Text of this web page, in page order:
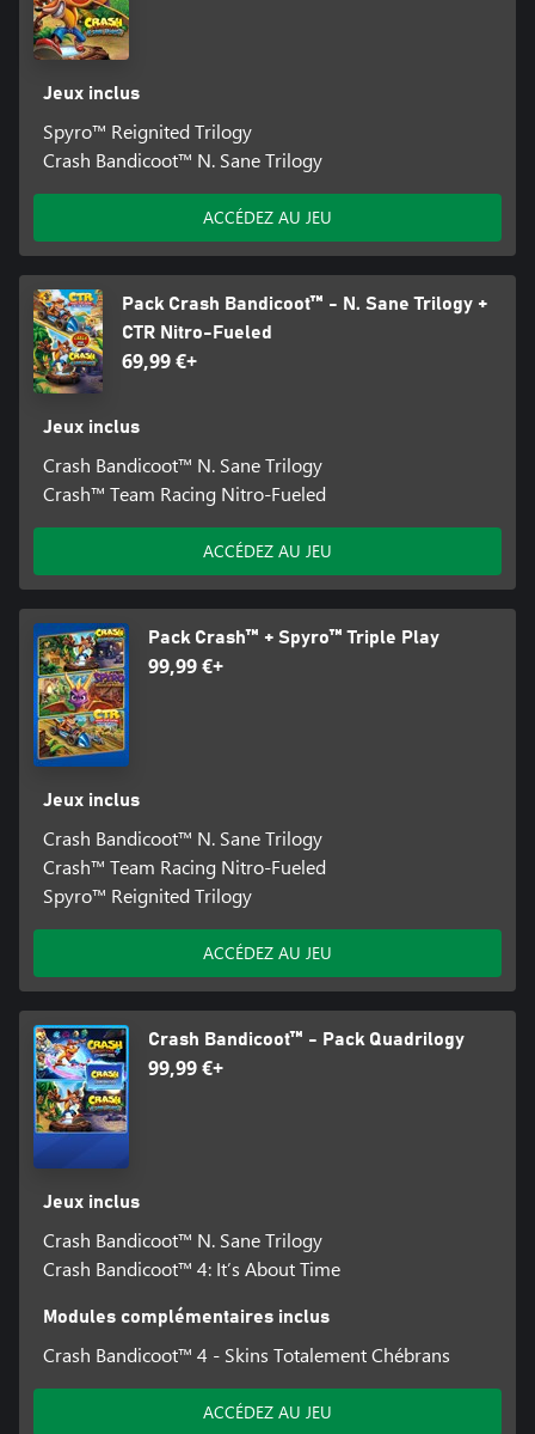
Jeux inclus
Spyro™ Reignited Trilogy
Crash Bandicoot™ N. Sane Trilogy
ACCÉDEZ AU JEU
Pack Crash Bandicoot™ - N. Sane Trilogy +
CTR Nitro-Fueled
69,99 €+
Jeux inclus
Crash Bandicoot™ N. Sane Trilogy
Crash™ Team Racing Nitro-Fueled
ACCÉDEZ AU JEU
Pack Crash™ + Spyro™ Triple Play
99,99 €+
Jeux inclus
Crash Bandicoot™ N. Sane Trilogy
Crash™ Team Racing Nitro-Fueled
Spyro™ Reignited Trilogy
ACCÉDEZ AU JEU
Crash Bandicoot™ - Pack Quadrilogy
99,99 €+
Jeux inclus
Crash Bandicoot™ N. Sane Trilogy
Crash Bandicoot™ 4: It’s About Time
Modules complémentaires inclus
Crash Bandicoot™ 4 - Skins Totalement Chébrans
ACCÉDEZ AU JEU